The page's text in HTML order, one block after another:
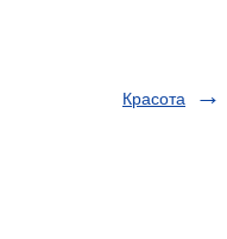
Красота